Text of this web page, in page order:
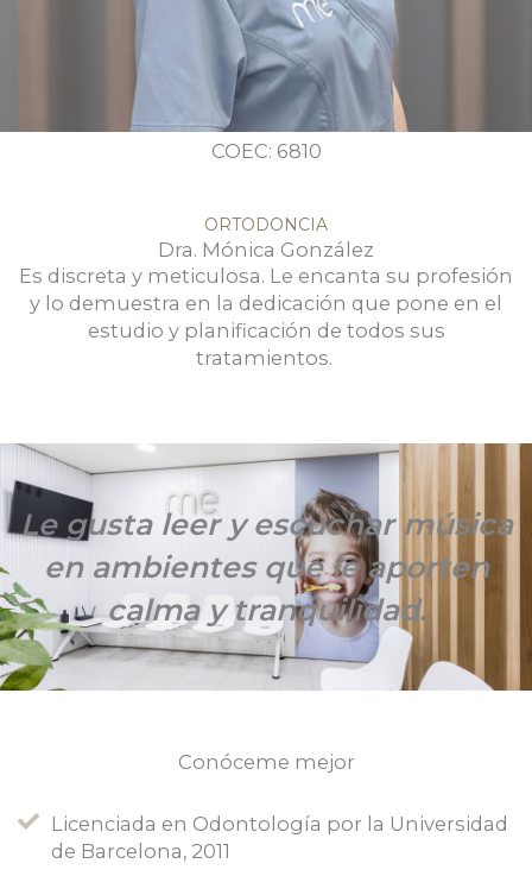
COEC: 6810
ORTODONCIA
Dra. Mónica González
Es discreta y meticulosa. Le encanta su profesión
y lo demuestra en la dedicación que pone en el
estudio y planificación de todos sus
tratamientos.
Le gusta leer y escuchar música
en ambientes que le aporten
calma y tranquilidad.
Conóceme mejor
Licenciada en Odontología por la Universidad
de Barcelona, 2011